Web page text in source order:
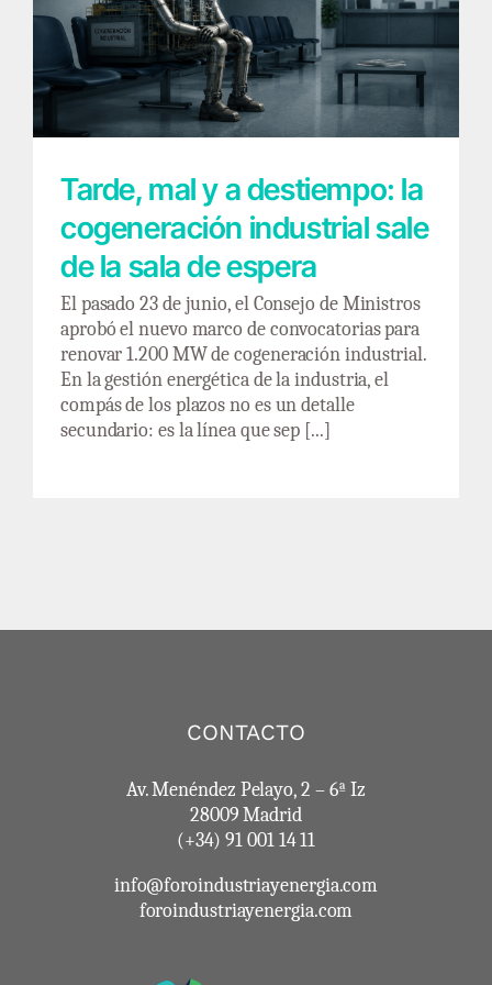
Tarde, mal y a destiempo: la cogeneración
industrial sale de la sala de espera
Tarde, mal y a destiempo: la
cogeneración industrial sale
de la sala de espera
El pasado 23 de junio, el Consejo de Ministros
aprobó el nuevo marco de convocatorias para
renovar 1.200 MW de cogeneración industrial.
En la gestión energética de la industria, el
compás de los plazos no es un detalle
secundario: es la línea que sep [...]
CONTACTO
Av. Menéndez Pelayo, 2 – 6ª Iz
28009 Madrid
(+34) 91 001 14 11
info@foroindustriayenergia.com
foroindustriayenergia.com